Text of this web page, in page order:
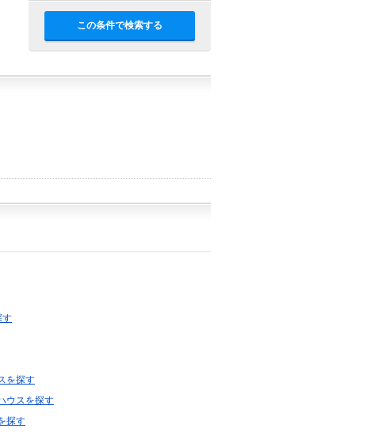
この条件で検索する
す
を探す
ウスを探す
探す